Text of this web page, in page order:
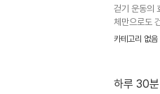
걷기 운동의
체만으로도
이가 생길 수
— Journal
카테고리 없음
하루 30